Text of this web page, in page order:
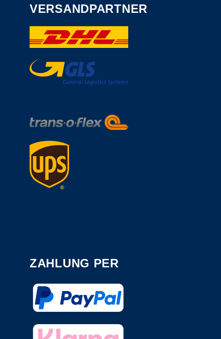
VERSANDPARTNER
ZAHLUNG PER